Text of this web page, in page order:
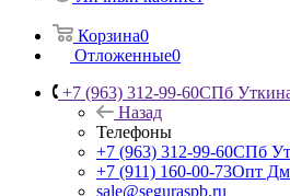
Корзина0
Отложенные0
+7 (963) 312-99-60СПб
Назад
Телефоны
+7 (963) 312-99-60СПб
+7 (911) 160-00-73Опт
sale@seguraspb.ru